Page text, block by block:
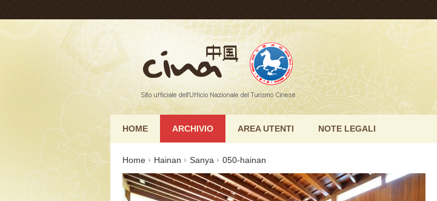
HOME ARCHIVIO AREA UTENTI NOTE LEGALI
Home Hainan Sanya 050-hainan